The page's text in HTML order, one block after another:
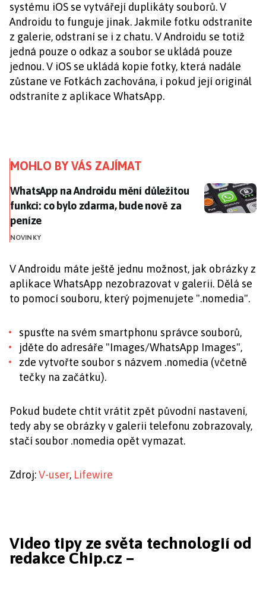
systému iOS se vytvářejí duplikáty souborů. V
Androidu to funguje jinak. Jakmile fotku odstraníte
z galerie, odstraní se i z chatu. V Androidu se totiž
jedná pouze o odkaz a soubor se ukládá pouze
jednou. V iOS se ukládá kopie fotky, která nadále
zůstane ve Fotkách zachována, i pokud její originál
odstraníte z aplikace WhatsApp.
MOHLO BY VÁS ZAJÍMAT
WhatsApp na Androidu mění důležitou funkci: co
WhatsApp na Androidu mění důležitou
funkci: co bylo zdarma, bude nově za
peníze
NOVINKY
V Androidu máte ještě jednu možnost, jak obrázky z
aplikace WhatsApp nezobrazovat v galerii. Dělá se
to pomocí souboru, který pojmenujete ".nomedia".
spusťte na svém smartphonu správce souborů,
jděte do adresáře "Images/WhatsApp Images",
zde vytvořte soubor s názvem .nomedia (včetně
tečky na začátku).
Pokud budete chtít vrátit zpět původní nastavení,
tedy aby se obrázky v galerii telefonu zobrazovaly,
stačí soubor .nomedia opět vymazat.
Zdroj:V-user, Lifewire
Video tipy ze světa technologií od
redakce Chip.cz –